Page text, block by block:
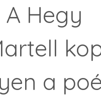
A Hegy
a